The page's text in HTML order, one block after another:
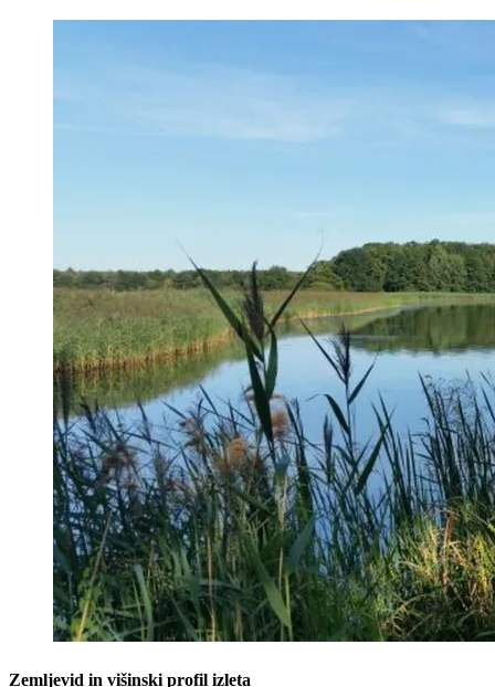
Zemljevid in višinski profil izleta